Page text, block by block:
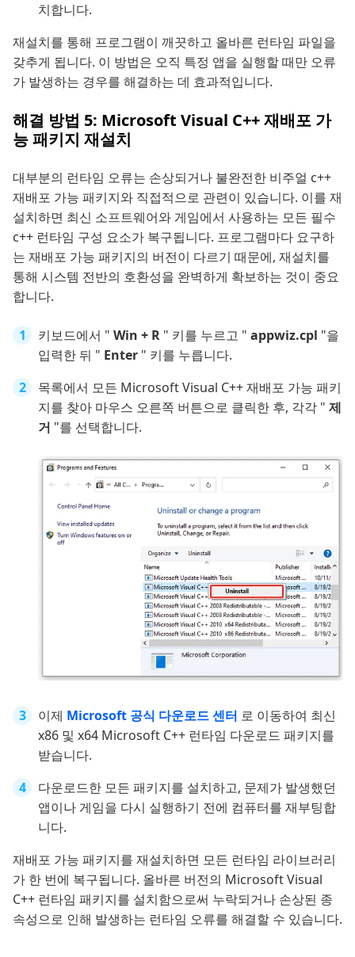
치합니다.
재설치를 통해 프로그램이 깨끗하고 올바른 런타임 파일을
갖추게 됩니다. 이 방법은 오직 특정 앱을 실행할 때만 오류
가 발생하는 경우를 해결하는 데 효과적입니다.
해결 방법 5: Microsoft Visual C++ 재배포 가
능 패키지 재설치
대부분의 런타임 오류는 손상되거나 불완전한 비주얼 c++
재배포 가능 패키지와 직접적으로 관련이 있습니다. 이를 재
설치하면 최신 소프트웨어와 게임에서 사용하는 모든 필수
c++ 런타임 구성 요소가 복구됩니다. 프로그램마다 요구하
는 재배포 가능 패키지의 버전이 다르기 때문에, 재설치를
통해 시스템 전반의 호환성을 완벽하게 확보하는 것이 중요
합니다.
키보드에서 " Win + R " 키를 누르고 " appwiz.cpl "을
입력한 뒤 " Enter " 키를 누릅니다.
목록에서 모든 Microsoft Visual C++ 재배포 가능 패키
지를 찾아 마우스 오른쪽 버튼으로 클릭한 후, 각각 " 제
거 "를 선택합니다.
이제 Microsoft 공식 다운로드 센터 로 이동하여 최신
x86 및 x64 Microsoft C++ 런타임 다운로드 패키지를
받습니다.
다운로드한 모든 패키지를 설치하고, 문제가 발생했던
앱이나 게임을 다시 실행하기 전에 컴퓨터를 재부팅합
니다.
재배포 가능 패키지를 재설치하면 모든 런타임 라이브러리
가 한 번에 복구됩니다. 올바른 버전의 Microsoft Visual
C++ 런타임 패키지를 설치함으로써 누락되거나 손상된 종
속성으로 인해 발생하는 런타임 오류를 해결할 수 있습니다.